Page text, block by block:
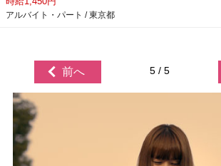
アルバイト・パート / 東京都
前へ 5 / 5